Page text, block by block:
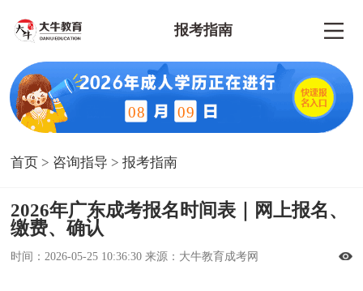
报考指南
08 09
首页 > 咨询指导 >报考指南
2026年广东成考报名时间表｜网上报名、
缴费、确认
时间：2026-05-25 10:36:30 来源：大牛教育成考网